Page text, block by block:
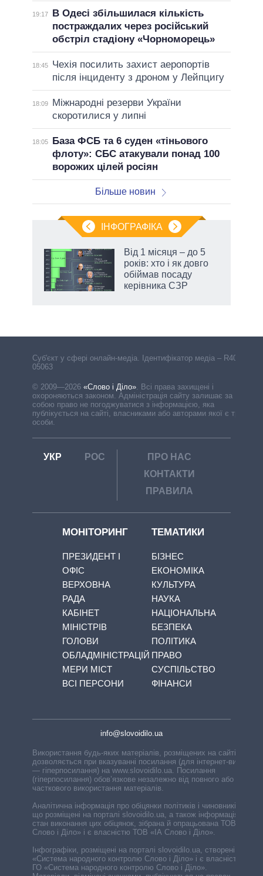
19:17
В Одесі збільшилася кількість
постраждалих через російський
обстріл стадіону «Чорноморець»
18:45
Чехія посилить захист аеропортів
після інциденту з дроном у Лейпцигу
18:09
Міжнародні резерви України
скоротилися у липні
18:05
База ФСБ та 6 суден «тіньового
флоту»: СБС атакували понад 100
ворожих цілей росіян
Більше новин
ІНФОГРАФІКА
Від 1 місяця – до 5
років: хто і як довго
обіймав посаду
керівника СЗР
Cуб'єкт у сфері онлайн-медіа. Ідентифікатор медіа – R40-
05063
© 2009—2026 «Слово і Діло»
Всі права захищені і
охороняються законом. Адміністрація сайту залишає за
собою право не погоджуватися з інформацією, яка
публікується на сайті, власниками або авторами якої є треті
особи.
УКР РОС
ПРО НАС
КОНТАКТИ
ПРАВИЛА
МОНІТОРИНГ
ПРЕЗИДЕНТ І
ОФІС
ВЕРХОВНА
РАДА
КАБІНЕТ
МІНІСТРІВ
ГОЛОВИ
ОБЛАДМІНІСТРАЦІЙ
МЕРИ МІСТ
ВСІ ПЕРСОНИ
ТЕМАТИКИ
БІЗНЕС
ЕКОНОМІКА
КУЛЬТУРА
НАУКА
НАЦІОНАЛЬНА
БЕЗПЕКА
ПОЛІТИКА
ПРАВО
СУСПІЛЬСТВО
ФІНАНСИ
info@slovoidilo.ua
Використання будь-яких матеріалів, розміщених на сайті,
дозволяється при вказуванні посилання (для інтернет-видань
— гіперпосилання) на www.slovoidilo.ua. Посилання
(гіперпосилання) обов’язкове незалежно від повного або
часткового використання матеріалів.
Аналітична інформація про обіцянки політиків і чиновників,
що розміщені на порталі slovoidilo.ua, а також інформація про
стан виконання цих обіцянок, зібрана й опрацьована ТОВ «ІА
Слово і Діло» і є власністю ТОВ «ІА Слово і Діло».
Інфографіки, розміщені на порталі slovoidilo.ua, створені ГО
«Система народного контролю Слово і Діло» і є власністю
ГО «Система народного контролю Слово і Діло».